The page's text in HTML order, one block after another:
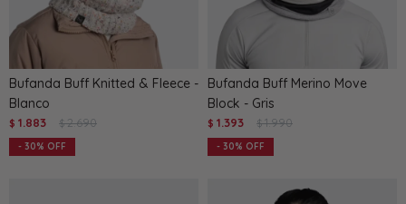
Bufanda Buff Knitted & Fleece -
Blanco
$ 1.883 $ 2.690
30
Bufanda Buff Merino Move
Block - Gris
$ 1.393 $ 1.990
30